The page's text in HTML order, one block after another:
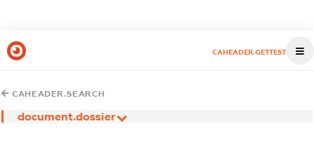
CAHEADER.GETTEST
CAHEADER.SEARCH
document.dossier